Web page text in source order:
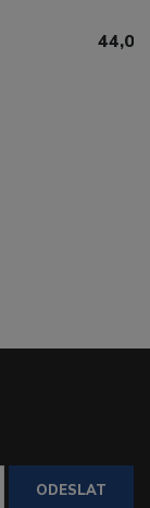
44,00
ODESLAT